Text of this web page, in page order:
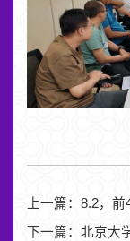
上一篇： 8.2，前
下一篇： 北京大学微纳电子